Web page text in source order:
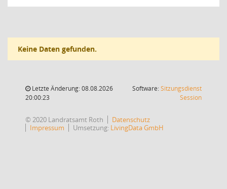
Keine Daten gefunden.
Letzte Änderung: 08.08.2026
20:00:23
Software:Sitzungsdienst
Session(Wird in
© 2020 Landratsamt Roth
Datenschutz
Impressum
Umsetzung: LivingData GmbH